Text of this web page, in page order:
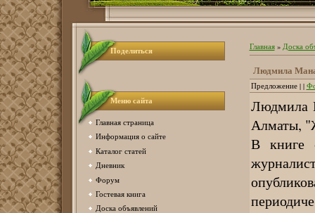
Поделиться
Меню сайта
Главная страница
Информация о сайте
Каталог статей
Дневник
Форум
Гостевая книга
Доска объявлений
Главная» Доска
Людмила
Предложение | |
Людмила
Алматы,
В книге